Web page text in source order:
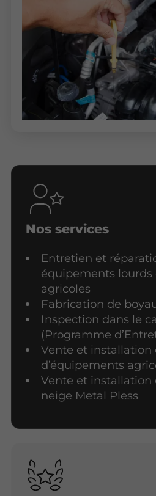
Nos services
Entretien et
équipements lourds
agricoles
Fabrication de
Inspection dans le
(Programme
Vente et installation
d’équipements
Vente et installation
neige Metal Pless